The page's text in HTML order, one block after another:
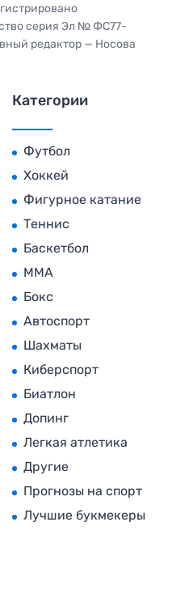
серия Эл № ФС77-
редактор — Носова
Категории
Футбол
Хоккей
Фигурное катание
Теннис
Баскетбол
MMA
Бокс
Автоспорт
Шахматы
Киберспорт
Биатлон
Допинг
Легкая атлетика
Другие
Прогнозы на спорт
Лучшие букмекеры